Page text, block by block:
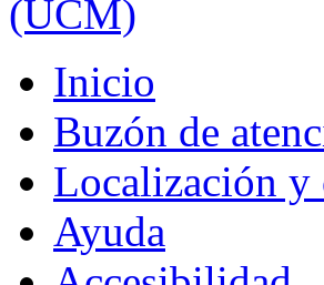
Inicio
Buzón de
Localización y
Ayuda